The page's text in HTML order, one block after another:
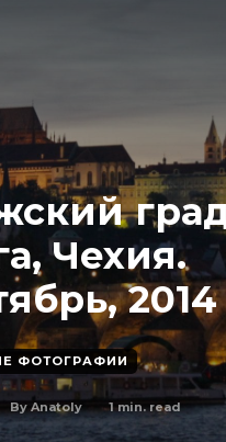
Чехия.
2014
ФОТОГРАФИИ
By Anatoly 1min. read